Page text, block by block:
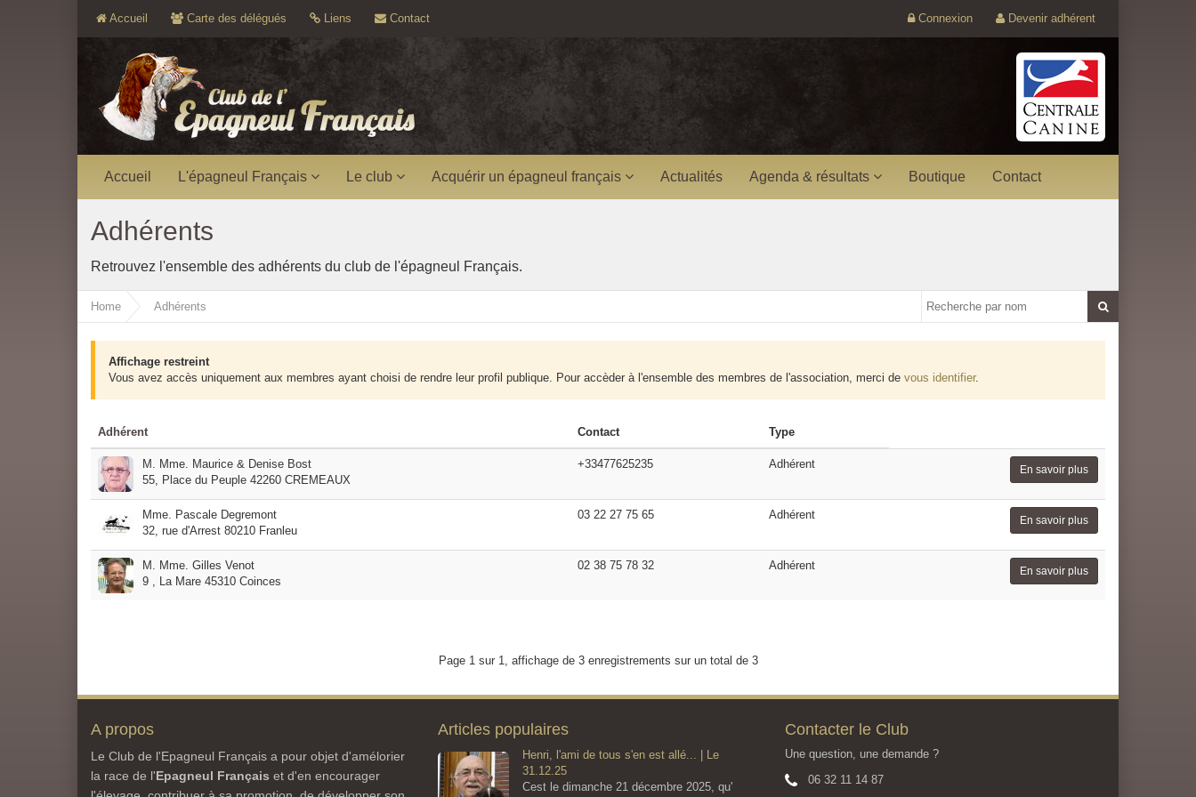
Accueil Carte des délégués Liens Contact Connexion Devenir adhérent
Accueil L'épagneul Français Le club Acquérir un épagneul français Actualités Agenda & résultats Boutique Contact
Adhérents
Retrouvez l'ensemble des adhérents du club de l'épagneul Français.
Home Adhérents
Affichage restreint
Vous avez accès uniquement aux membres ayant choisi de rendre leur profil publique. Pour accèder à l'ensemble des membres de l'association, merci de vous identifier.
Adhérent Contact Type
M. Mme. Maurice & Denise Bost
55, Place du Peuple 42260 CREMEAUX
+33477625235 Adhérent En savoir plus
Mme. Pascale Degremont
32, rue d'Arrest 80210 Franleu
03 22 27 75 65 Adhérent En savoir plus
M. Mme. Gilles Venot
9 , La Mare 45310 Coinces
02 38 75 78 32 Adhérent En savoir plus
Page 1 sur 1, affichage de 3 enregistrements sur un total de 3
A propos
Le Club de l'Epagneul Français a pour objet d'amélorier
la race de l'Epagneul Français et d'en encourager
Articles populaires
Henri, l'ami de tous s'en est allé... | Le
31.12.25
Cest le dimanche 21 décembre 2025, qu'
Contacter le Club
Une question, une demande ?
06 32 11 14 87